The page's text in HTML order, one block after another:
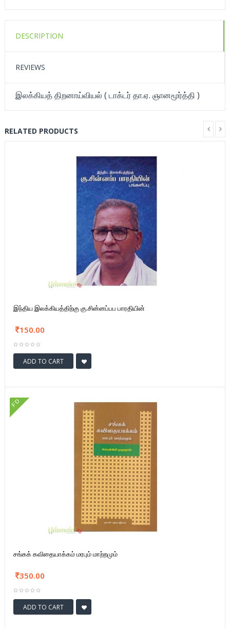
DESCRIPTION
REVIEWS
இலக்கியத் திறனாய்வியல் ( டாக்டர் தா.ஏ. ஞானமூர்த்தி )
RELATED PRODUCTS
இந்திய இலக்கியத்திற்கு கு.சின்னப்பப பாரதியின்
150.00
ADD TO CART
FD
சங்கக் கவிதையாக்கம் மரபும் மாற்றமும்
350.00
ADD TO CART